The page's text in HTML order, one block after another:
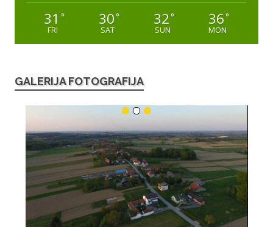
31 °
FRI
30°
SAT
32°
SUN
36°
MON
GALERIJA FOTOGRAFIJA